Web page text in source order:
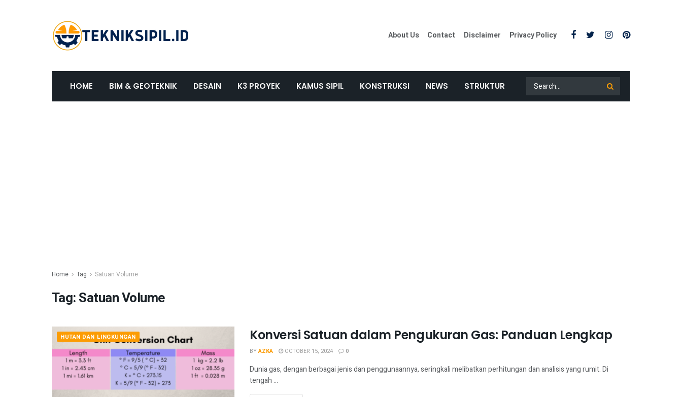
About Us Contact Disclaimer Privacy Policy
HOME BIM & GEOTEKNIK DESAIN K3 PROYEK KAMUS SIPIL KONSTRUKSI NEWS STRUKTUR
Home Tag Satuan Volume
Tag:Satuan Volume
HUTAN DAN LINGKUNGAN Konversi Satuan dalam Pengukuran Gas: Panduan Lengkap
BYAZKA OCTOBER 15, 2024 0
Dunia gas, dengan berbagai jenis dan penggunaannya, seringkali melibatkan perhitungan dan analisis yang rumit. Di
tengah ...